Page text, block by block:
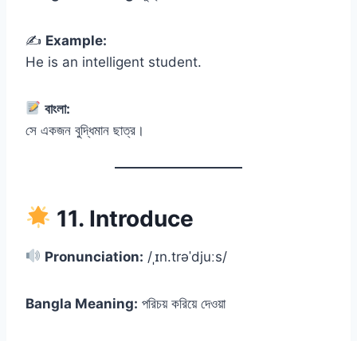
✍️ Example:
He is an intelligent student.
বাংলা:
সে একজন বুদ্ধিমান ছাত্র।
11. Introduce
Pronunciation: /ˌɪn.trəˈdjuːs/
Bangla Meaning: পরিচয় করিয়ে দেওয়া